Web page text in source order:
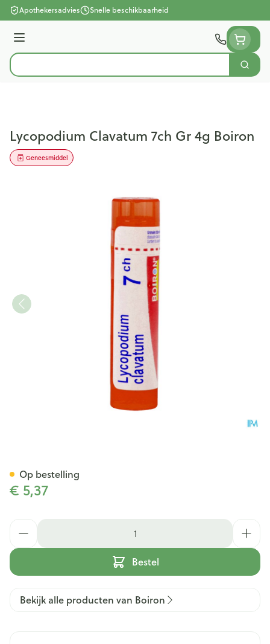
Ga naar de inhoud
Apothekersadvies Snelle beschikbaarheid
Menu
Product, merk, categorie... Zoek
Lycopodium Clavatum 7ch Gr 4g Boiron
Geneesmiddel
€ 5,37
Bestel
Op bestelling
Bekijk alle producten van Boiron